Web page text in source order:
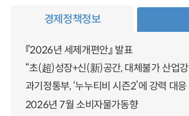
경제정책정보
『2026년 세제개편안』 발표
“초(超)성장+신(新)공간, 대체불가 산업
과기정통부, ‘누누티비 시즌2’에 강력 대
2026년 7월 소비자물가동향